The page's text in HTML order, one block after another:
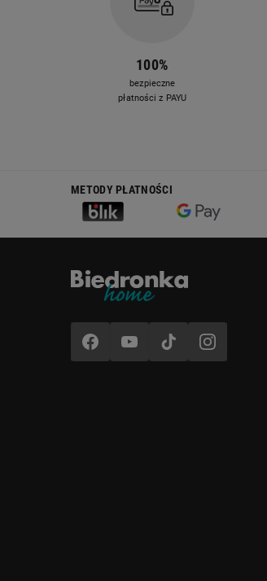
100%
bezpieczne
płatności z PAYU
METODY PŁATNOŚCI